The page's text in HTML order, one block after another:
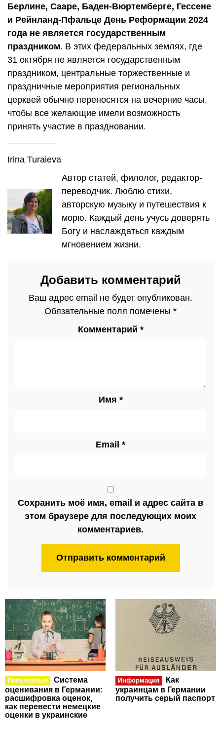
Берлине, Сааре, Баден-Вюртемберге, Гессене
и Рейнланд-Пфальце День Реформации 2024
года не является государственным
праздником. В этих федеральных землях, где
31 октября не является государственным
праздником, центральные торжественные и
праздничные мероприятия региональных
церквей обычно переносятся на вечерние часы,
чтобы все желающие имели возможность
принять участие в праздновании.
Irina Turaieva
Автор статей, филолог, редактор-
переводчик. Люблю стихи,
авторскую музыку и путешествия к
морю. Каждый день учусь доверять
Богу и наслаждаться каждым
мгновением жизни.
Добавить комментарий
Ваш адрес email не будет опубликован.
Обязательные поля помечены *
Комментарий *
Имя *
Email *
Сохранить моё имя, email и адрес сайта в
этом браузере для последующих моих
комментариев.
Популярные
Система
оценивания в Германии:
расшифровка оценок,
как перевести немецкие
оценки в украинские
Информация
Как
украинцам в Германии
получить серый паспорт